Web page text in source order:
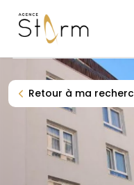
Navigation
Retour à ma